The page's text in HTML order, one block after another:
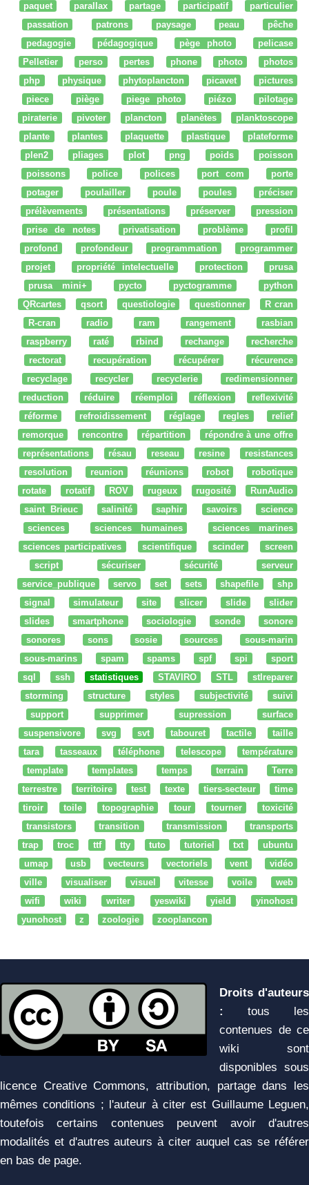
paquet
parallax partage participatif
particulier
passation
patrons paysage peau
pêche
pedagogie
pédagogique pège photo
pelicase
Pelletier
perso pertes phone photo
photos
php
physique phytoplancton picavet
pictures
piece
piège piege photo piézo
pilotage
piraterie
pivoter plancton planètes
planktoscope
plante
plantes plaquette plastique
plateforme
plen2
pliages plot png poids
poisson
poissons
police polices port com
porte
potager
poulailler poule poules
préciser
prélèvements
présentations préserver
pression
prise de notes
privatisation problème
profil
profond
profondeur programmation
programmer
projet
propriété intelectuelle protection
prusa
prusa mini+
pycto pyctogramme
python
QRcartes
qsort questiologie questionner
R cran
R-cran
radio ram rangement
rasbian
raspberry
raté rbind rechange
recherche
rectorat
recupération récupérer
récurence
recyclage
recycler recyclerie
redimensionner
reduction
réduire réemploi réflexion
reflexivité
réforme
refroidissement réglage regles
relief
remorque
rencontre répartition
répondre à une offre
représentations
résau reseau resine
resistances
resolution
reunion réunions robot
robotique
rotate
rotatif ROV rugeux rugosité
RunAudio
saint Brieuc
salinité saphir savoirs
science
sciences
sciences humaines
sciences marines
sciences participatives
scientifique scinder
screen
script
sécuriser sécurité
serveur
service_publique
servo set sets shapefile
shp
signal
simulateur site slicer slide
slider
slides
smartphone sociologie sonde
sonore
sonores
sons sosie sources
sous-marin
sous-marins
spam spams spf spi
sport
sql
ssh statistiques STAVIRO STL
stlreparer
storming
structure styles subjectivité
suivi
support
supprimer supression
surface
suspensivore
svg svt tabouret tactile
taille
tara
tasseaux téléphone telescope
température
template
templates temps terrain
Terre
terrestre
territoire test texte tiers-secteur
time
tiroir
toile topographie tour tourner
toxicité
transistors
transition transmission
transports
trap
troc ttf tty tuto tutoriel txt
ubuntu
umap
usb vecteurs vectoriels vent
vidéo
ville
visualiser visuel vitesse voile
web
wifi
wiki writer yeswiki yield
yinohost
yunohost
z zoologie zooplancon
Droits d'auteurs
:
tous les
contenues de ce
wiki sont
disponibles sous
licence Creative Commons, attribution, partage dans les
mêmes conditions ; l'auteur à citer est Guillaume Leguen,
toutefois certains contenues peuvent avoir d'autres
modalités et d'autres auteurs à citer auquel cas se référer
en bas de page.